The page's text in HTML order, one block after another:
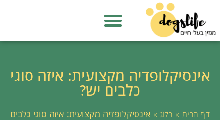
אינסיקלופדיה מקצועית: איזה סוגי
כלבים יש?
דף הבית »בלוג » אינסיקלופדיה מקצועית: איזה סוגי כלבים